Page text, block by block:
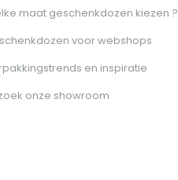
maat geschenkdozen kiezen ?
voor webshops
en inspiratie
onze showroom